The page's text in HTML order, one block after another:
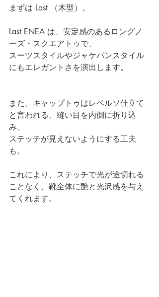
まずは Last （木型）。
Last ENEA は、安定感のあるロングノ
ーズ・スクエアトゥで、
スーツスタイルやジャケパンスタイル
にもエレガントさを演出します。
また、キャップトゥはレベルソ仕立て
と言われる、縫い目を内側に折り込
み、
ステッチが見えないようにする工夫
も。
これにより、ステッチで光が途切れる
ことなく、靴全体に艶と光沢感を与え
てくれます。